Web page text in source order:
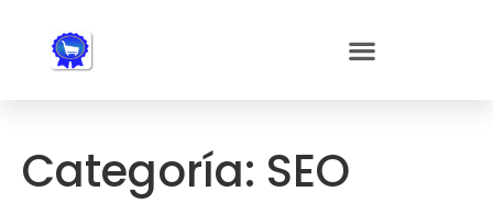
sistema
Categoría: SEO